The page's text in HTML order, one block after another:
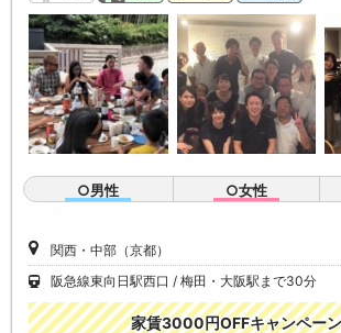
○男性 ○女性
関西・中部（京都）
阪急線東向日駅西口
梅田・大阪駅まで30分
家賃3000円OFFキャンペー